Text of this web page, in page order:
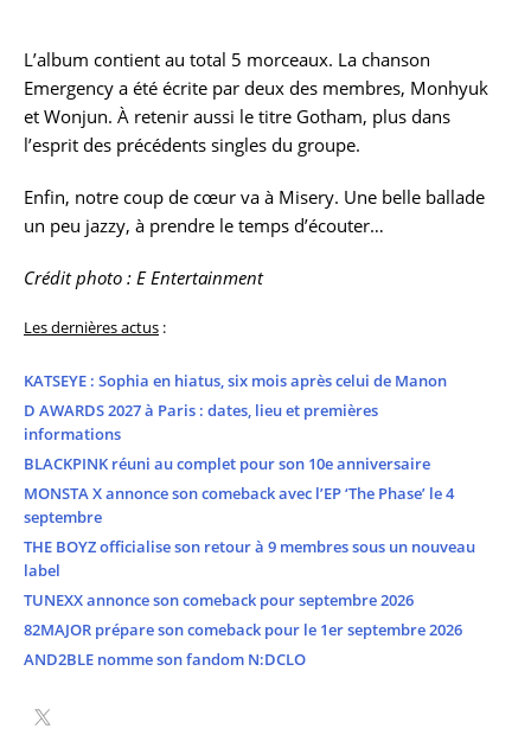
L’album contient au total 5 morceaux. La chanson
Emergency a été écrite par deux des membres, Monhyuk
et Wonjun. À retenir aussi le titre Gotham, plus dans
l’esprit des précédents singles du groupe.
Enfin, notre coup de cœur va à Misery. Une belle ballade
un peu jazzy, à prendre le temps d’écouter…
Crédit photo : E Entertainment
Les dernières actus :
KATSEYE : Sophia en hiatus, six mois après celui de Manon
D AWARDS 2027 à Paris : dates, lieu et premières
informations
BLACKPINK réuni au complet pour son 10e anniversaire
MONSTA X annonce son comeback avec l’EP ‘The Phase’ le 4
septembre
THE BOYZ officialise son retour à 9 membres sous un nouveau
label
TUNEXX annonce son comeback pour septembre 2026
82MAJOR prépare son comeback pour le 1er septembre 2026
AND2BLE nomme son fandom N:DCLO